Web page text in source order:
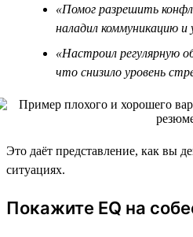
«Помог разрешить
наладил коммуникацию и
«Настроил регулярную
что снизило уровень
Это даёт представление, как вы
ситуациях.
Покажите EQ на